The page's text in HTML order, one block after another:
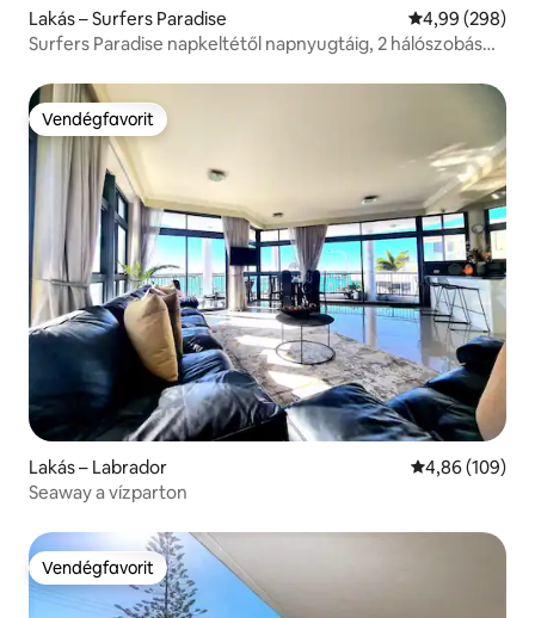
Lakás – Surfers Paradise Átlagos
4,99 (298)
Surfers Paradise napkeltétől napnyugtáig, 2 hálószobás
Vendégfavorit
Vendégfavorit
Lakás – Labrador Átlagos
4,86 (109)
Seaway a vízparton
Vendégfavorit
Vendégfavorit